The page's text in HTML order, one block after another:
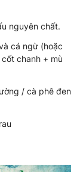
nguyên chất.
cá ngừ (hoặc
chanh + mù
/ cà phê đen